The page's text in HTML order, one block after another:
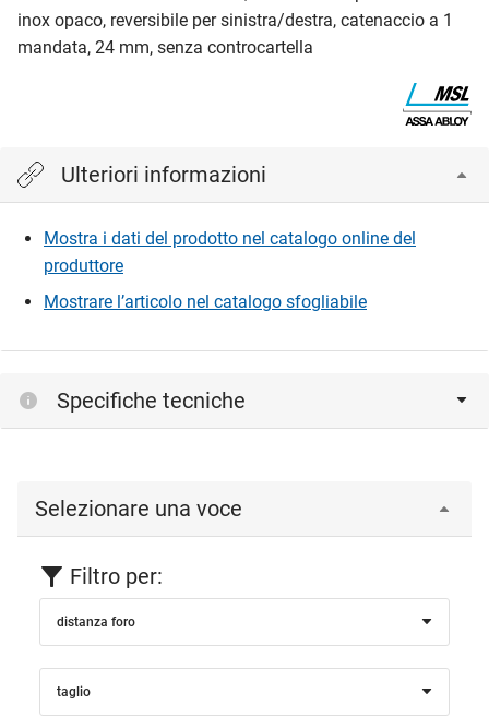
inox opaco, reversibile per sinistra/destra, catenaccio a 1
mandata, 24 mm, senza controcartella
Ulteriori informazioni
Mostra i dati del prodotto nel catalogo online del
produttore
Mostrare l’articolo nel catalogo sfogliabile
Specifiche tecniche
Selezionare una voce
Filtro per:
distanza foro
taglio